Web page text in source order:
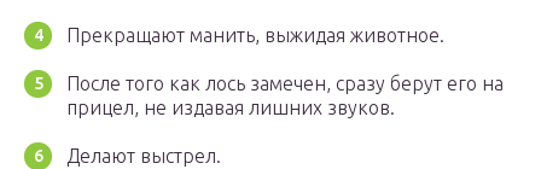
Прекращают манить, выжидая животное.
После того как лось замечен, сразу берут его на
прицел, не издавая лишних звуков.
Делают выстрел.